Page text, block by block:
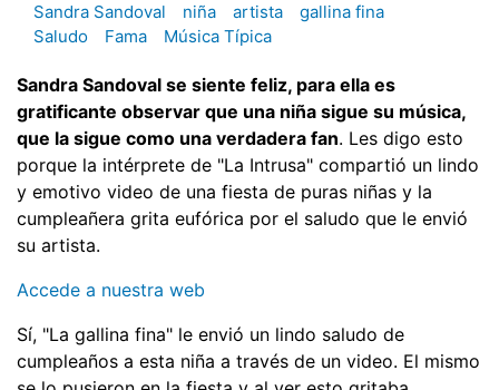
Sandra Sandoval niña artista
gallina fina
Saludo
Fama Música Típica
Sandra Sandoval se siente feliz, para ella es
gratificante observar que una niña sigue su música,
que la sigue como una verdadera fan. Les digo esto
porque la intérprete de "La Intrusa" compartió un lindo
y emotivo video de una fiesta de puras niñas y la
cumpleañera grita eufórica por el saludo que le envió
su artista.
Accede a nuestra web
Sí, "La gallina fina" le envió un lindo saludo de
cumpleaños a esta niña a través de un video. El mismo